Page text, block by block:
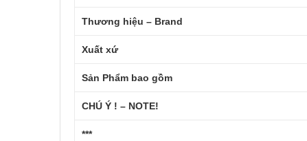
Thương hiệu – Brand
Xuất xứ
Sản Phẩm bao gồm
CHÚ Ý ! – NOTE!
***